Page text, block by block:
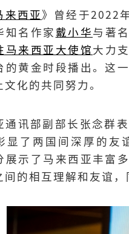
来西亚》曾经于2022
知名作家戴小华与著
马来西亚大使馆大力
的黄金时段播出。这
化的共同努力。
通讯部副部长张念群
显了两国间深厚的友
展示了马来西亚丰富
间的相互理解和友谊